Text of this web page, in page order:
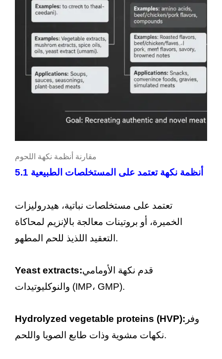
مقارنة أنظمة نكهة اللحوم
5.1 أنظمة نكهة تعتمد على المستخلصات الطبيعية
تعتمد على مستخلصات نباتية، هيدروليزات
الخميرة، أو بروتينات معالجة بالإنزيم لمحاكاة
التعقيد اللذيذ للحم المطهو.
Yeast extracts:قدم نكهة الأومامي
والنوكليوتيدات (IMP، GMP).
Hydrolyzed vegetable proteins (HVP): وفر
نكهات مشوية وذات طابع الصويا واللحم.